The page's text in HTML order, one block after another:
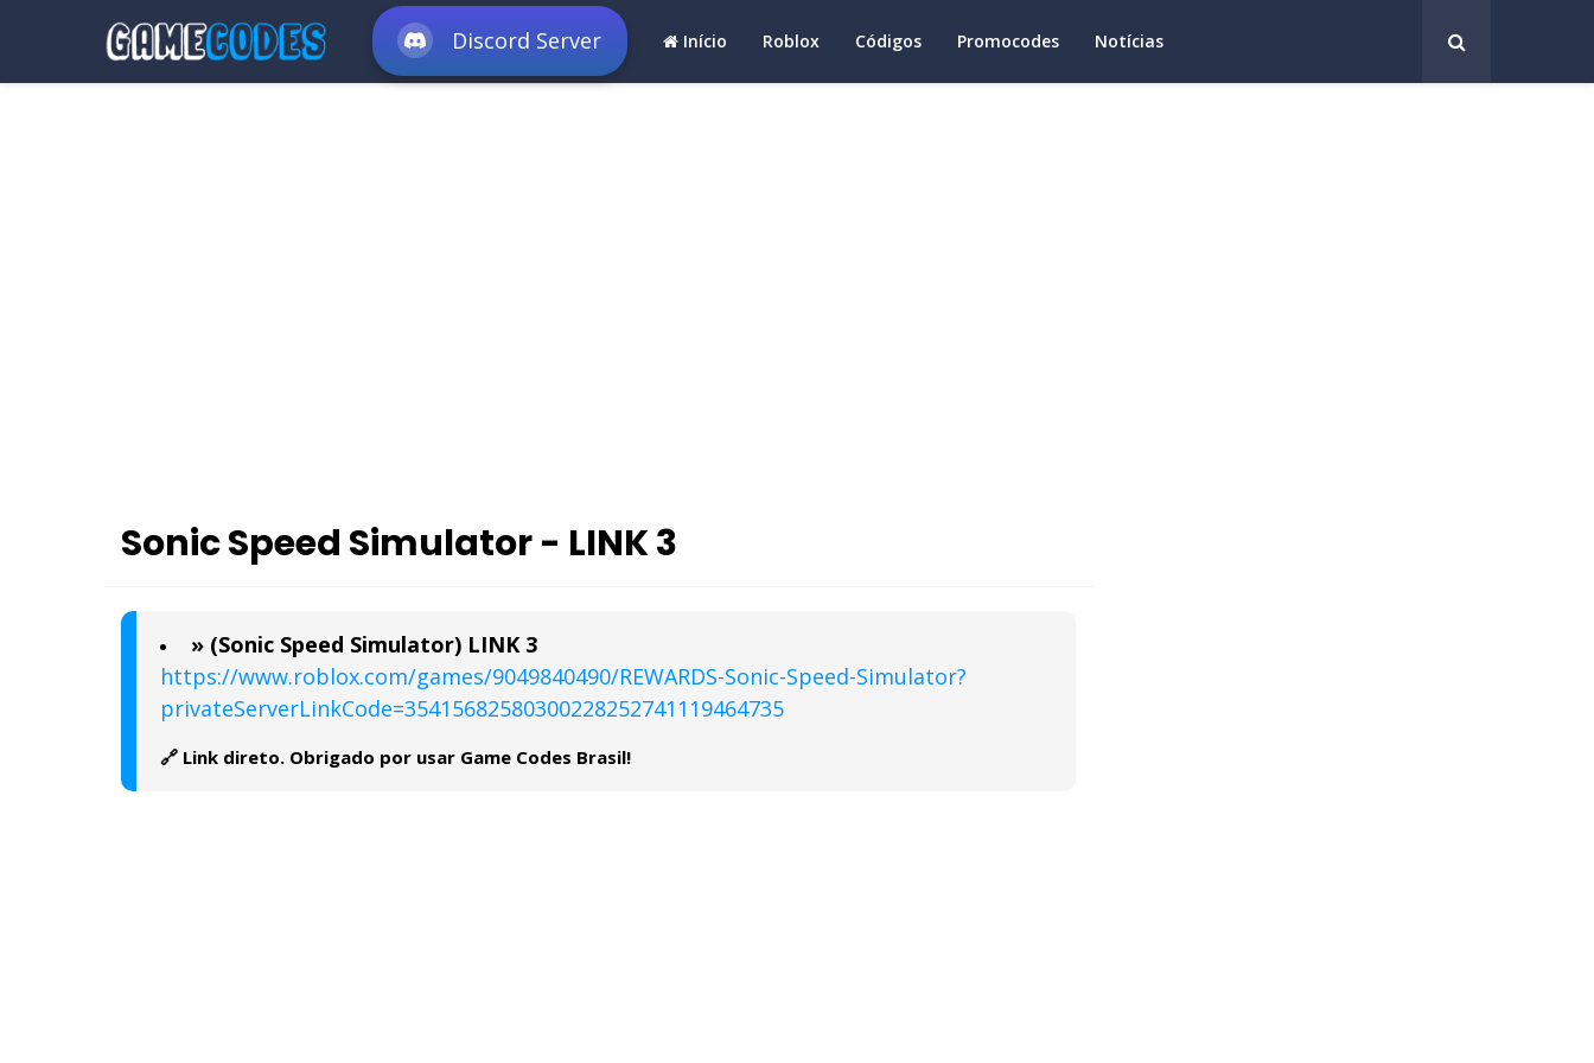
Discord Server Início Roblox Códigos Promocodes Notícias
Sonic Speed Simulator - LINK 3
» (Sonic Speed Simulator) LINK 3
https://www.roblox.com/games/9049840490/REWARDS-Sonic-Speed-Simulator?
privateServerLinkCode=35415682580300228252741119464735
🔗 Link direto. Obrigado por usar Game Codes Brasil!